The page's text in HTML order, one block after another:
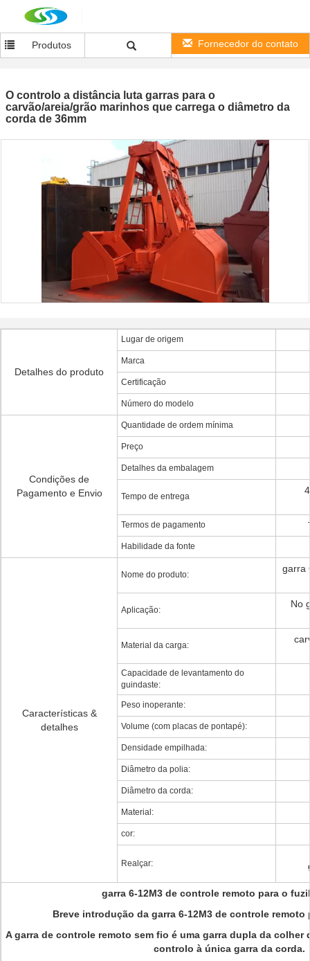
Produtos Fornecedor do contato
O controlo a distância luta garras para o
carvão/areia/grão marinhos que carrega o diâmetro da
corda de 36mm
Detalhes do produto
Lugar de origem
Marca
Certificação
Número do modelo
Condições de
Pagamento e Envio
Quantidade de ordem mínima
Preço
Detalhes da embalagem
Tempo de entrega
Termos de pagamento
Habilidade da fonte
Características &
detalhes
Nome do produto:
garra
Aplicação:
No
Material da carga:
Capacidade de levantamento do
guindaste:
Peso inoperante:
Volume (com placas de pontapé):
Densidade empilhada:
Diâmetro da polia:
Diâmetro da corda:
Material:
cor:
Realçar:
garra 6-12M3 de controle remoto para o
Breve introdução da garra 6-12M3 de controle remoto
A garra de controle remoto sem fio é uma garra dupla da
controlo à única garra da corda.